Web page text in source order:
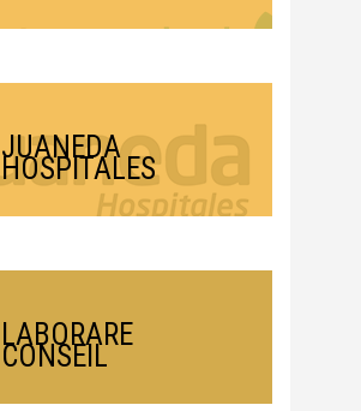
JUANEDA
HOSPITALES
LABORARE
CONSEIL